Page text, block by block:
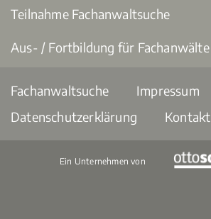
Teilnahme Fachanwaltsuche
Aus- / Fortbildung für Fachanwälte
Fachanwaltsuche
Impressum
Datenschutzerklärung
Kontakt
Ein Unternehmen von